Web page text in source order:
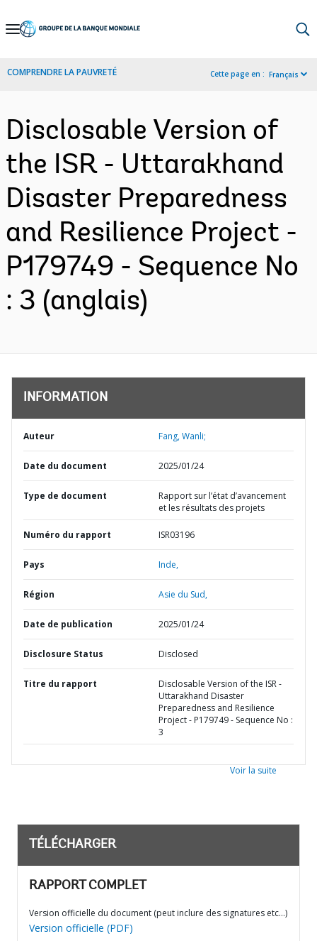
Skip
Navigation
COMPRENDRE LA PAUVRETÉ Cette page en : Français
Disclosable Version of
the ISR - Uttarakhand
Disaster Preparedness
and Resilience Project -
P179749 - Sequence No
: 3 (anglais)
INFORMATION
Auteur Fang, Wanli;
Date du document 2025/01/24
Type de document
Rapport sur l’état d’avancement
et les résultats des projets
Numéro du rapport ISR03196
Pays Inde,
Région Asie du Sud,
Date de publication 2025/01/24
Disclosure Status Disclosed
Titre du rapport
Disclosable Version of the ISR -
Uttarakhand Disaster
Preparedness and Resilience
Project - P179749 - Sequence No :
3
Voir la suite
TÉLÉCHARGER
RAPPORT COMPLET
Version officielle du document (peut inclure des signatures etc…)
Version officielle (PDF)